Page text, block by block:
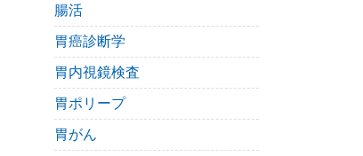
腸活
胃癌診断学
胃内視鏡検査
胃ポリープ
胃がん